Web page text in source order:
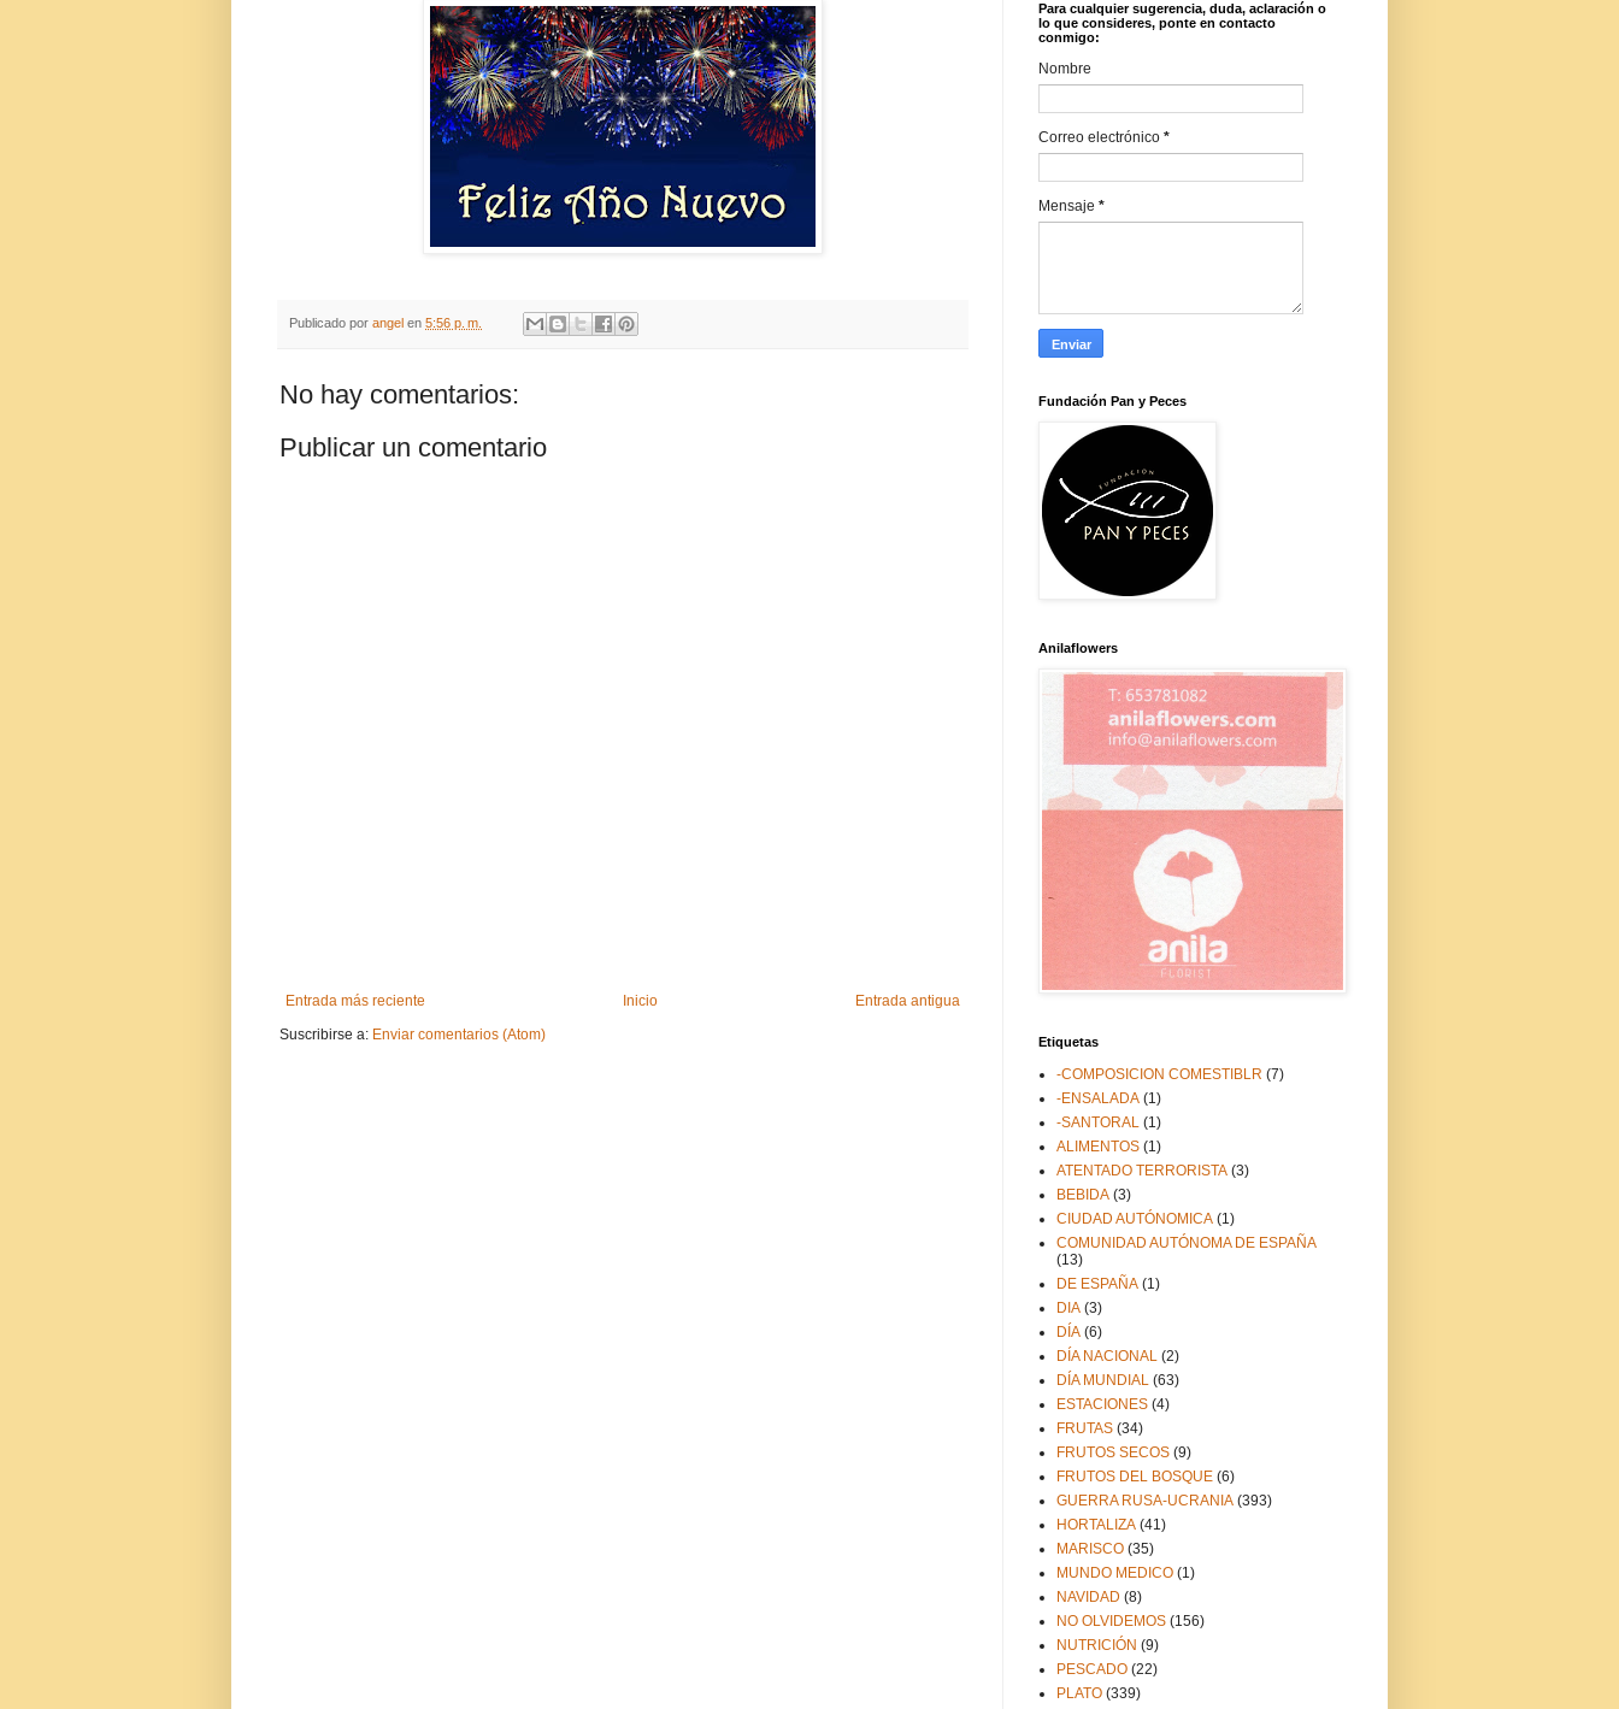
Publicado por angel en 5:56 p. m.
No hay comentarios:
Publicar un comentario
Entrada más reciente Entrada antigua
Inicio
Suscribirse a: Enviar comentarios (Atom)
Para cualquier sugerencia, duda, aclaración o
lo que consideres, ponte en contacto
conmigo:
Nombre
Correo electrónico *
Mensaje *
Fundación Pan y Peces
Anilaflowers
Etiquetas
-COMPOSICION COMESTIBLR (7)
-ENSALADA (1)
-SANTORAL (1)
ALIMENTOS (1)
ATENTADO TERRORISTA (3)
BEBIDA (3)
CIUDAD AUTÓNOMICA (1)
COMUNIDAD AUTÓNOMA DE ESPAÑA
(13)
DE ESPAÑA (1)
DIA (3)
DÍA (6)
DÍA NACIONAL (2)
DÍA MUNDIAL (63)
ESTACIONES (4)
FRUTAS (34)
FRUTOS SECOS (9)
FRUTOS DEL BOSQUE (6)
GUERRA RUSA-UCRANIA (393)
HORTALIZA (41)
MARISCO (35)
MUNDO MEDICO (1)
NAVIDAD (8)
NO OLVIDEMOS (156)
NUTRICIÓN (9)
PESCADO (22)
PLATO (339)